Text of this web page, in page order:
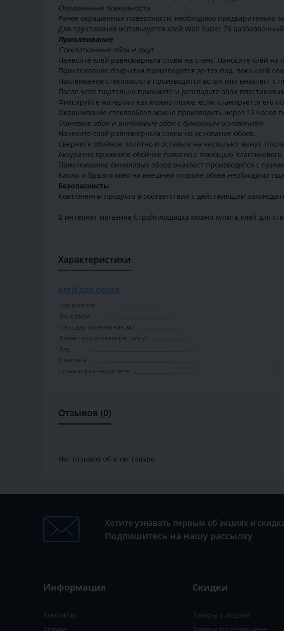
Окрашенные поверхности
Ранее окрашенные поверхности, необходимо предварительно
Для грунтования используется клей Wall Super 76
Приклеивание
Стеклотканные обои и джут
Нанесите клей равномерным слоем на стену. Наносите клей
Приклеивание покрытия производится до тех пор, пока клей
Наклеивание стеклохолста производится встык или внахлест
После чего тщательно прижмите и разгладьте обои
Фиксируйте материал как можно позже, если планируется его
Окрашивание стеклообоев можно производить через 12 часов
Тканевые обои и виниловые обои с бумажным основанием
Нанесите слой равномерным слоем на основание обоев.
Сверните обойное полотно и оставьте на несколько минут.
Аккуратно прижмите обойное полотно с помощью пластикового
Приклеивание виниловых обоев внахлест производится с
Капли и брызги клея на внешней стороне обоев необходимо
Безопасность:
Компоненты продукта в соответствии с действующим
В интернет магазине Стройплощадка можно купить клей для
Характеристики
КЛЕЙ ДЛЯ ОБОЕВ
Назначение
Вес/объём
Площадь оклеивания, м2
Время приготовления, минут
Вид
Упаковка
Страна-производитель
Отзывов (0)
Нет отзывов об этом товаре.
Хотите узнавать первым об акциях и
Подпишитесь на нашу рассылку
Информация
Контакты
Скидки
Товары с акцией